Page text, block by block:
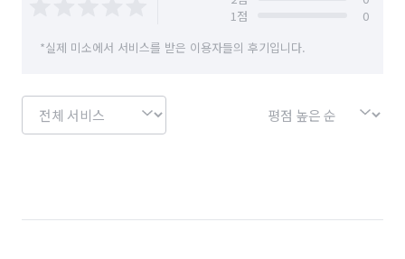
1점
0
*실제 미소에서 서비스를 받은 이용자들의 후기입니다.